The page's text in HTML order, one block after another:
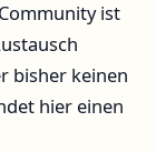
ist
bisher keinen
hier einen